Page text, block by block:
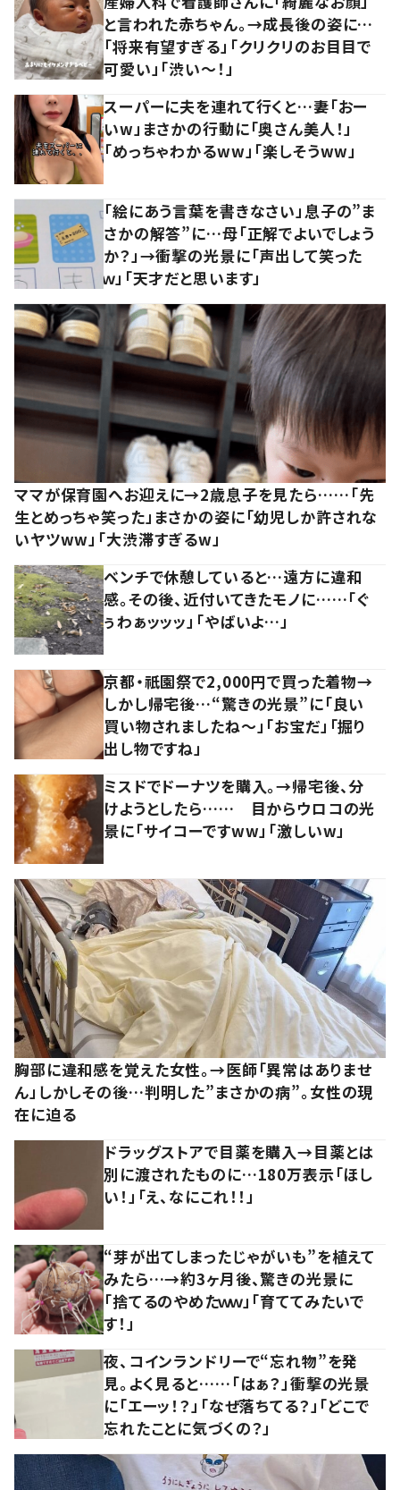
と言われた赤ちゃん。→成長後の姿に…
「将来有望すぎる」「クリクリのお目目で
可愛い」「渋い～！」
スーパーに夫を連れて行くと…妻「おー
いw」まさかの行動に「奥さん美人！」
「めっちゃわかるww」「楽しそうww」
「絵にあう言葉を書きなさい」息子の”ま
さかの解答”に…母「正解でよいでしょう
か？」→衝撃の光景に「声出して笑った
ｗ」「天才だと思います」
ママが保育園へお迎えに→2歳息子を見たら……「先
生とめっちゃ笑った」まさかの姿に「幼児しか許されな
いヤツww」「大渋滞すぎるw」
ベンチで休憩していると…遠方に違和
感。その後、近付いてきたモノに……「ぐ
ぅわぁッッッ」「やばいよ…」
京都・祇園祭で2,000円で買った着物→
しかし帰宅後…“驚きの光景”に「良い
買い物されましたね～」「お宝だ」「掘り
出し物ですね」
ミスドでドーナツを購入。→帰宅後、分
けようとしたら…… 目からウロコの光
景に「サイコーですww」「激しいw」
胸部に違和感を覚えた女性。→医師「異常はありませ
ん」しかしその後…判明した”まさかの病”。女性の現
在に迫る
ドラッグストアで目薬を購入→目薬とは
別に渡されたものに…180万表示「ほし
い！」「え、なにこれ！！」
“芽が出てしまったじゃがいも”を植えて
みたら…→約3ヶ月後、驚きの光景に
「捨てるのやめたｗｗ」「育ててみたいで
す！」
夜、コインランドリーで“忘れ物”を発
見。よく見ると……「はぁ？」衝撃の光景
に「エーッ！？」「なぜ落ちてる？」「どこで
忘れたことに気づくの？」